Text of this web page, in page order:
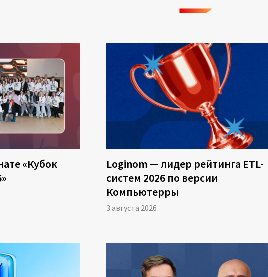
17:48Web-интерфейс Clear ML
18:17 Технические подробности
18:59Создание нового проекта
19:14Модули шаблона сценария
Сохранение оригинальных датасет
20:40Подготовка выборок
Сохранение в дочерний датасет
Наполнение эксперимента
27:53 Анонс библиотеки и вебинара
«Кубок
Loginom — лидер рейтинга ETL-
систем 2026 по версии
Компьютерры
3 августа 2026